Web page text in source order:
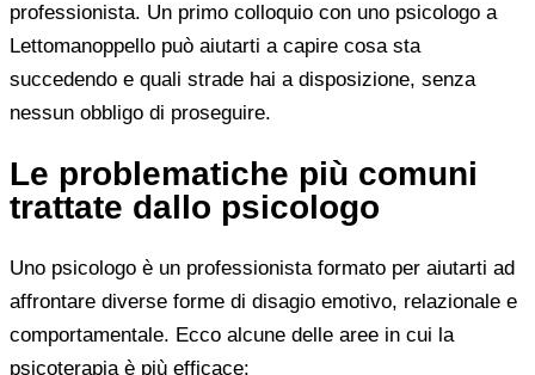
professionista. Un primo colloquio con uno psicologo a
Lettomanoppello può aiutarti a capire cosa sta
succedendo e quali strade hai a disposizione, senza
nessun obbligo di proseguire.
Le problematiche più comuni
trattate dallo psicologo
Uno psicologo è un professionista formato per aiutarti ad
affrontare diverse forme di disagio emotivo, relazionale e
comportamentale. Ecco alcune delle aree in cui la
psicoterapia è più efficace: